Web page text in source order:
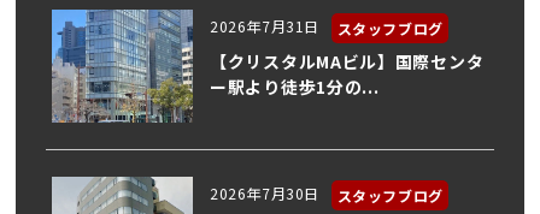
2026年7月31日 スタッフブログ
【クリスタルMAビル】国際センタ
ー駅より徒歩1分の...
2026年7月30日 スタッフブログ